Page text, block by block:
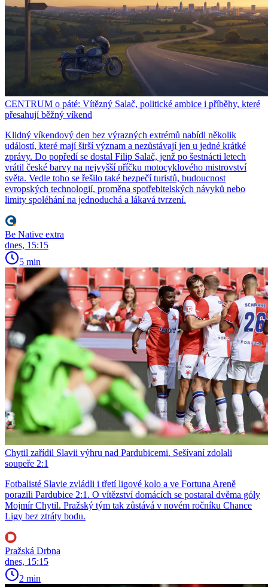
CENTRUM o páté: Vítězný Salač, politické ambice i příběhy, které
přesahují běžný víkend
Klidný víkendový den bez výrazných extrémů nabídl několik
událostí, které mají širší význam a nezůstávají jen u jedné krátké
zprávy. Do popředí se dostal Filip Salač, jenž po šestnácti letech
vrátil české barvy na nejvyšší příčku motocyklového mistrovství
světa. Vedle toho se řešilo také bezpečí turistů, budoucnost
evropských technologií, proměna spotřebitelských návyků nebo
limity spoléhání na jednoduchá a lákavá tvrzení.
Be Native extra
dnes, 15:15
5 min
Chytil zařídil Slavii výhru nad Pardubicemi. Sešívaní zdolali
soupeře 2:1
Fotbalisté Slavie zvládli i třetí ligové kolo a ve Fortuna Areně
porazili Pardubice 2:1. O vítězství domácích se postaral dvěma góly
Mojmír Chytil. Pražský tým tak zůstává v novém ročníku Chance
Ligy bez ztráty bodu.
Pražská Drbna
dnes, 15:15
2 min